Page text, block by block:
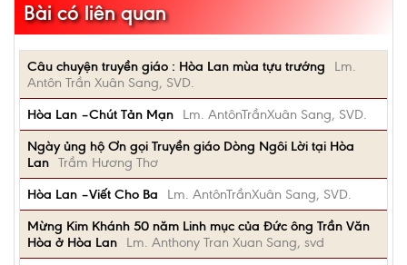
Bài có liên quan
Câu chuyện truyền giáo : Hòa Lan mùa tựu trướng
Lm.
Antôn Trần Xuân Sang, SVD.
Hòa Lan –Chút Tản Mạn
Lm. AntônTrầnXuân Sang, SVD.
Ngày ủng hộ Ơn gọi Truyền giáo Dòng Ngôi Lời tại Hòa
Lan Trầm Hương Thơ
Hòa Lan –Viết Cho Ba
Lm. AntônTrầnXuân Sang, SVD.
Mừng Kim Khánh 50 năm Linh mục của Đức ông Trần Văn
Hòa ở Hòa Lan
Lm. Anthony Tran Xuan Sang, svd